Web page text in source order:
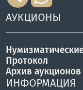
АУКЦИОНЫ
Протокол
Архив аукционов
ИНФОРМАЦИЯ